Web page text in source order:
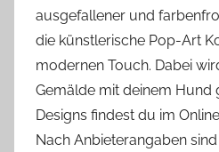
ausgefallener und
die künstlerische Pop-Art
modernen Touch. Dabei
Gemälde mit deinem Hund
Designs findest du im
Nach Anbieterangaben